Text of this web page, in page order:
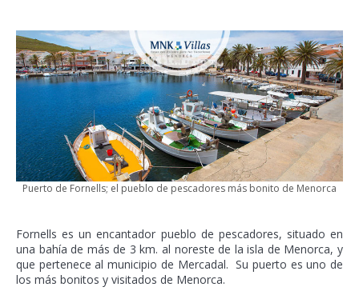
Puerto de Fornells; el pueblo de pescadores más bonito de Menorca
Fornells es un encantador pueblo de pescadores, situado en
una bahía de más de 3 km. al noreste de la isla de Menorca, y
que pertenece al municipio de Mercadal. Su puerto es uno de
los más bonitos y visitados de Menorca.